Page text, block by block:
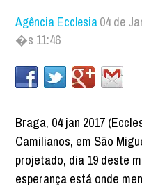
Agência Ecclesia04 de
�s 11:46
Braga, 04 jan 2017
Camilianos, em São
projetado, dia 19 deste
esperança está onde